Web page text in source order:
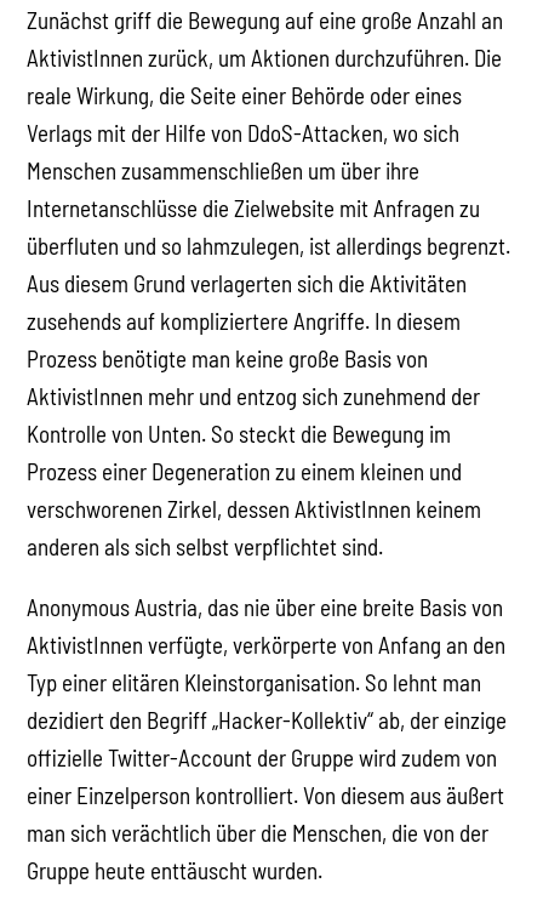
Zunächst griff die Bewegung auf eine große Anzahl an
AktivistInnen zurück, um Aktionen durchzuführen. Die
reale Wirkung, die Seite einer Behörde oder eines
Verlags mit der Hilfe von DdoS-Attacken, wo sich
Menschen zusammenschließen um über ihre
Internetanschlüsse die Zielwebsite mit Anfragen zu
überfluten und so lahmzulegen, ist allerdings begrenzt.
Aus diesem Grund verlagerten sich die Aktivitäten
zusehends auf kompliziertere Angriffe. In diesem
Prozess benötigte man keine große Basis von
AktivistInnen mehr und entzog sich zunehmend der
Kontrolle von Unten. So steckt die Bewegung im
Prozess einer Degeneration zu einem kleinen und
verschworenen Zirkel, dessen AktivistInnen keinem
anderen als sich selbst verpflichtet sind.
Anonymous Austria, das nie über eine breite Basis von
AktivistInnen verfügte, verkörperte von Anfang an den
Typ einer elitären Kleinstorganisation. So lehnt man
dezidiert den Begriff „Hacker-Kollektiv“ ab, der einzige
offizielle Twitter-Account der Gruppe wird zudem von
einer Einzelperson kontrolliert. Von diesem aus äußert
man sich verächtlich über die Menschen, die von der
Gruppe heute enttäuscht wurden.